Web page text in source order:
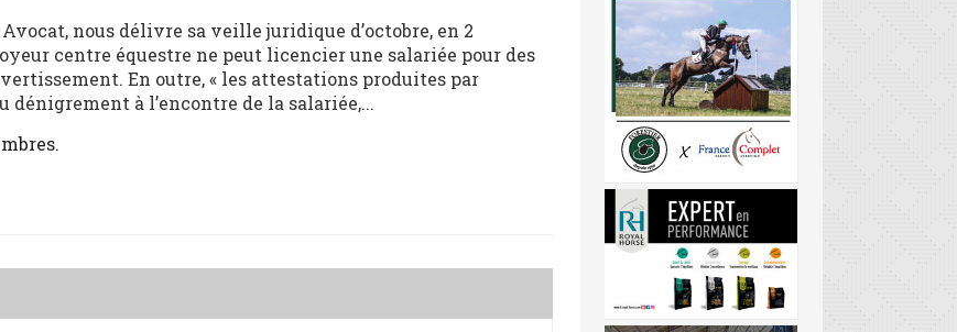
nous délivre sa veille juridique d’octobre, en 2
centre équestre ne peut licencier une salariée pour des
En outre, « les attestations produites par
à l’encontre de la salariée,...